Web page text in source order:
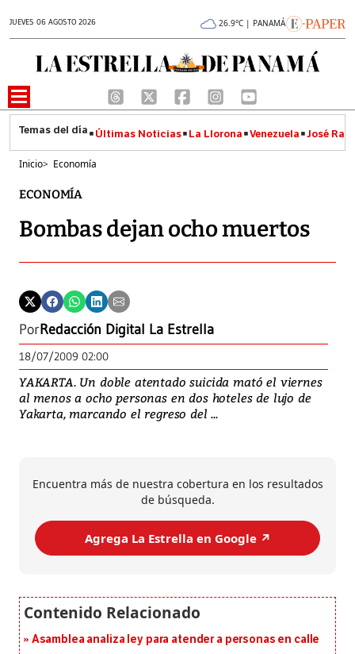
JUEVES 06 AGOSTO 2026 26.9°C | PANAMÁ
Últimas Noticias La Llorona Venezuela José
Inicio> Economía
ECONOMÍA
Bombas dejan ocho muertos
PorRedacción Digital La Estrella
18/07/2009 02:00
YAKARTA. Un doble atentado suicida mató el viernes
al menos a ocho personas en dos hoteles de lujo de
Yakarta, marcando el regreso del ...
Encuentra más de nuestra cobertura en los resultados
de búsqueda.
Agrega La Estrella en Google ↗️
Asamblea analiza ley para atender a personas en calle